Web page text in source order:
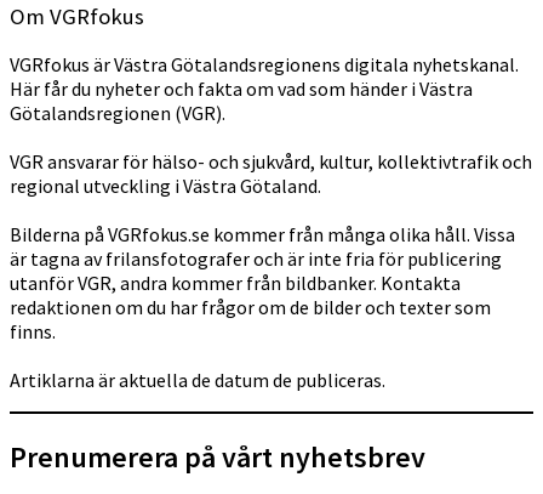
Om VGRfokus
VGRfokus är Västra Götalandsregionens digitala nyhetskanal.
Här får du nyheter och fakta om vad som händer i Västra
Götalandsregionen (VGR).
VGR ansvarar för hälso- och sjukvård, kultur, kollektivtrafik och
regional utveckling i Västra Götaland.
Bilderna på VGRfokus.se kommer från många olika håll. Vissa
är tagna av frilansfotografer och är inte fria för publicering
utanför VGR, andra kommer från bildbanker. Kontakta
redaktionen om du har frågor om de bilder och texter som
finns.
Artiklarna är aktuella de datum de publiceras.
Prenumerera på vårt nyhetsbrev